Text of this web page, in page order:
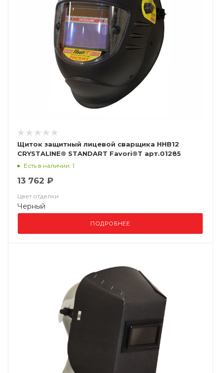
Щиток защитный лицевой сварщика ННВ12
CRYSTALINE® STANDART Favori®T арт.01285
Есть в наличии: 1
13 762 ₽
Цвет отделки
Черный
ПОДРОБНЕЕ